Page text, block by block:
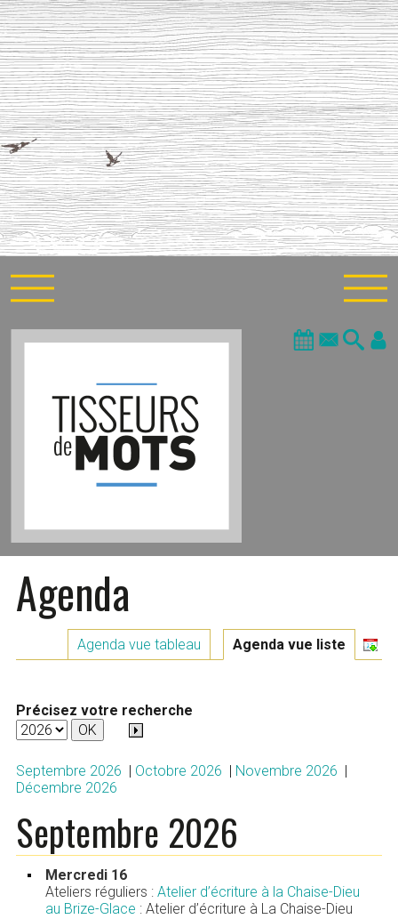
Agenda
Agenda vue tableau Agenda vue liste
Précisez votre recherche
Septembre 2026 | Octobre 2026 | Novembre 2026 |
Décembre 2026
Septembre 2026
Mercredi 16
Ateliers réguliers : Atelier d’écriture à la Chaise-Dieu
au Brize-Glace : Atelier d’écriture à La Chaise-Dieu